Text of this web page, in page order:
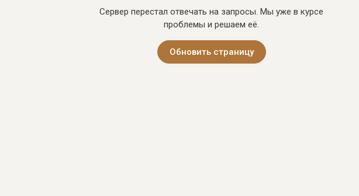
Сервер перестал отвечать на запросы. Мы уже в курсе
проблемы и решаем её.
Обновить страницу